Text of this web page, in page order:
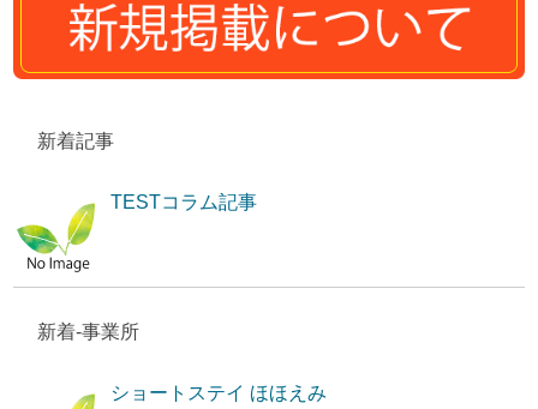
新着記事
TESTコラム記事
新着-事業所
ショートステイ ほほえみ